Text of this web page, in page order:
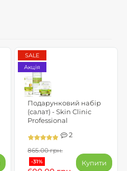
SALE
Акція
Подарунковий набір
(салат) - Skin Clinic
Professional
2
865.00 грн.
-31% Купити